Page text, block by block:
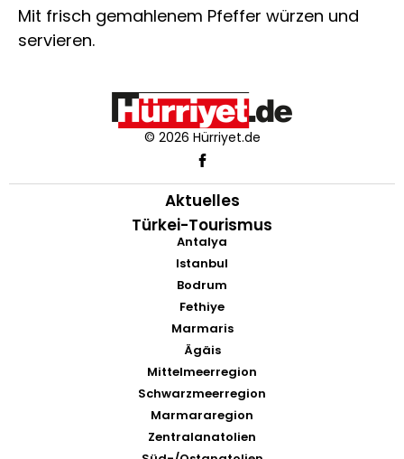
Mit frisch gemahlenem Pfeffer würzen und
servieren.
© 2026 Hürriyet.de
Aktuelles
Türkei-Tourismus
Antalya
Istanbul
Bodrum
Fethiye
Marmaris
Ägäis
Mittelmeerregion
Schwarzmeerregion
Marmararegion
Zentralanatolien